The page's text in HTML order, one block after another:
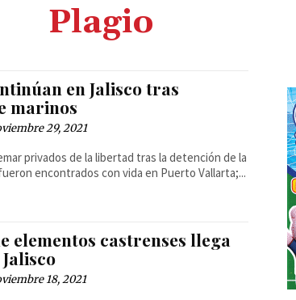
Plagio
en Jalisco tras
marinos
29, 2021
privados de la libertad tras la detención de la
encontrados con vida en Puerto Vallarta;...
elementos castrenses llega
18, 2021